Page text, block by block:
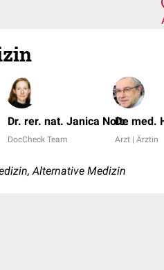
Dr. rer. nat. Janica Nolte
DocCheck Team
Dr. med.
Arzt | Ärztin
Alternative Medizin